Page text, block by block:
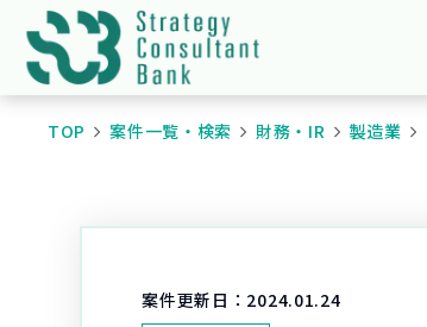
TOP 案件一覧・検索 財務・IR 製造業
案件更新日： 2024.01.24